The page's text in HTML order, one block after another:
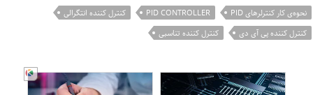
نحوه‌ی کار کنترلرهای PID
PID CONTROLLER
کنترل کننده انتگرالی
کنترل کننده پی آی دی
کنترل کننده تناسبی